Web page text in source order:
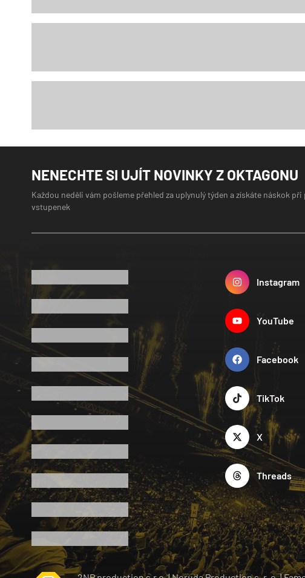
NENECHTE SI UJÍT NOVINKY Z OKTAGONU
Každou neděli vám pošleme přehled za uplynulý týden a získáte náskok
vstupenek
Instagram
YouTube
Facebook
TikTok
X
Threads